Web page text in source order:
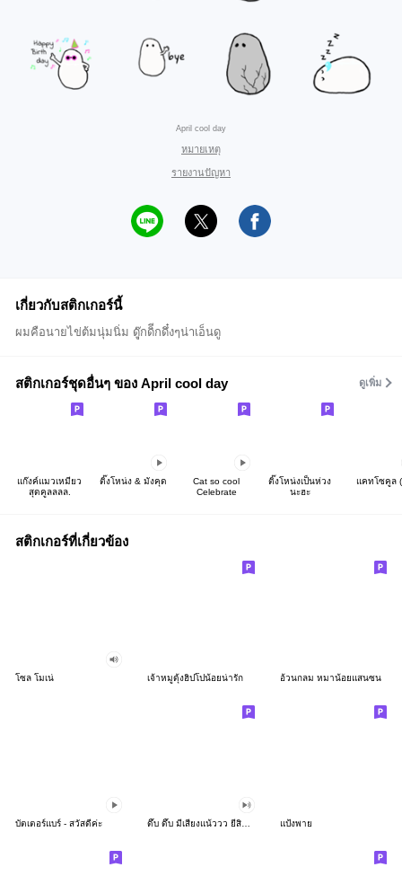
April cool day
หมายเหตุ
รายงานปัญหา
เกี่ยวกับสติกเกอร์นี้
ผมคือนายไข่ต้มนุ่มนิ่ม ดูุ๊กดิีกดึ๋งๆน่าเอ็นดู
สติกเกอร์ชุดอื่นๆ ของ April cool day ดูเพิ่ม
แก๊งค์แมวเหมียว
สุดคูลลลล.
ติ๊งโหน่ง & มังคุด
Cat so cool
Celebrate
ติ๊งโหน่งเป็นห่วง
นะฮะ
แคทโซคูล
สติกเกอร์ที่เกี่ยวข้อง
โซล โมเน่ เจ้าหมูดุ้งฮิปโปน้อยน่ารัก อ้วนกลม หมาน้อยแสนซน
บัตเตอร์แบร์ - สวัสดีค่ะ แป้งพาย